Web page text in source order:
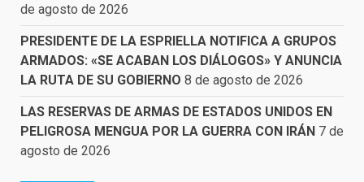
de agosto de 2026
PRESIDENTE DE LA ESPRIELLA NOTIFICA A GRUPOS
ARMADOS: «SE ACABAN LOS DIÁLOGOS» Y ANUNCIA
LA RUTA DE SU GOBIERNO 8 de agosto de 2026
LAS RESERVAS DE ARMAS DE ESTADOS UNIDOS EN
PELIGROSA MENGUA POR LA GUERRA CON IRÁN 7 de
agosto de 2026